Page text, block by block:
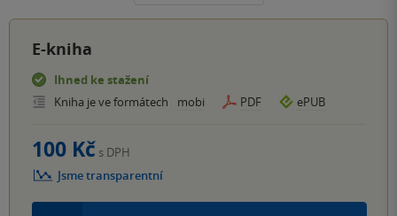
E-kniha
Ihned ke stažení
Kniha je ve formátech
mobi PDF ePUB
100 Kč s DPH
Jsme transparentní